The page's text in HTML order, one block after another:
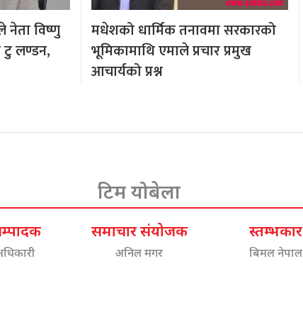
नेता विष्णु
टु लण्डन,
मधेशको धार्मिक तनावमा सरकारको
भूमिकामाथि एमाले प्रचार प्रमुख
आचार्यको प्रश्न
टिम योबेला
समाचार संयोजक
अनिल मगर
स्तम्भकार
बिमल नेपाल